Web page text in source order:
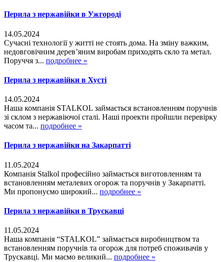
Перила з нержавійки в Ужгороді
14.05.2024
Сучасні технології у житті не стоять дома. На зміну важким,
недовговічним дерев’яним виробам приходять скло та метал.
Поруччя з... подробнее »
Перила з нержавійки в Хусті
14.05.2024
Наша компанія STALKOL займається встановленням поручнів
зі склом з нержавіючої сталі. Наші проекти пройшли перевірку
часом та... подробнее »
Перила з нержавійки на Закарпатті
11.05.2024
Компанія Stalkol професійно займається виготовленням та
встановленням металевих огорож та поручнів у Закарпатті.
Ми пропонуємо широкий... подробнее »
Перила з нержавійки в Трускавці
11.05.2024
Наша компанія “STALKOL” займається виробництвом та
встановленням поручнів та огорож для потреб споживачів у
Трускавці. Ми маємо великий... подробнее »